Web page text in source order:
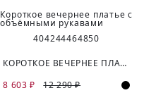
404244464850
КОРОТКОЕ ВЕЧЕРНЕЕ ПЛАТЬЕ С ОБЪЁМНЫМИ РУКАВАМИ
8 603 ₽
12 290 ₽